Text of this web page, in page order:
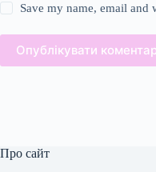
Save my name, email
Опублікувати
Про сайт